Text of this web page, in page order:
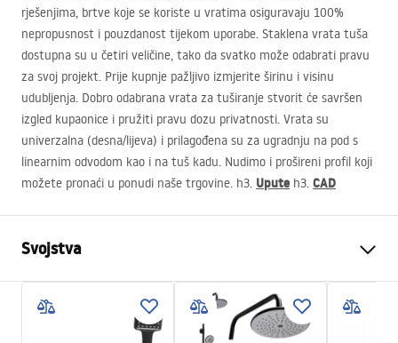
rješenjima, brtve koje se koriste u vratima osiguravaju 100%
nepropusnost i pouzdanost tijekom uporabe. Staklena vrata tuša
dostupna su u četiri veličine, tako da svatko može odabrati pravu
za svoj projekt. Prije kupnje pažljivo izmjerite širinu i visinu
udubljenja. Dobro odabrana vrata za tuširanje stvorit će savršen
izgled kupaonice i pružiti pravu dozu privatnosti. Vrata su
univerzalna (desna/lijeva) i prilagođena su za ugradnju na pod s
linearnim odvodom kao i na tuš kadu. Nudimo i prošireni profil koji
možete pronaći u ponudi naše trgovine. h3. Upute h3. CAD
Svojstva
Skloplive